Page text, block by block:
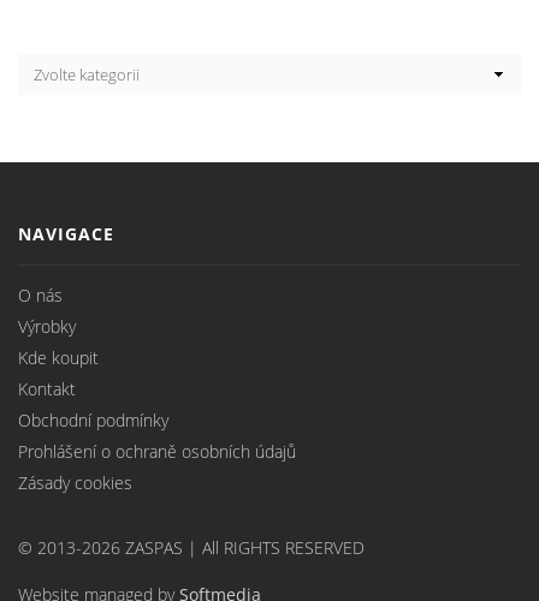
NAVIGACE
O nás
Výrobky
Kde koupit
Kontakt
Obchodní podmínky
Prohlášení o ochraně osobních údajů
Zásady cookies
© 2013-2026 ZASPAS | All RIGHTS RESERVED
Website managed bySoftmedia